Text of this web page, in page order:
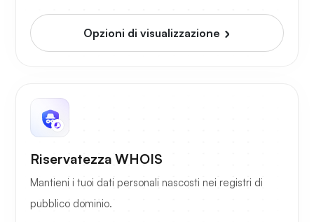
Opzioni di visualizzazione
Riservatezza WHOIS
Mantieni i tuoi dati personali nascosti nei registri di
pubblico dominio.